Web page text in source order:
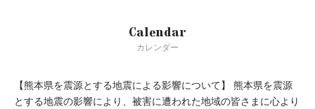
Calendar
カレンダー
true
【熊本県を震源とする地震による影響について】 熊本県を震源
とする地震の影響により、被害に遭われた地域の皆さまに心より